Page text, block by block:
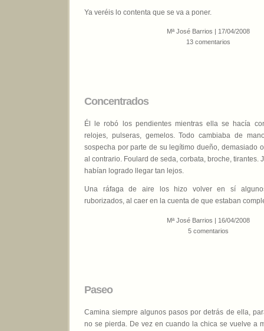
Ya veréis lo contenta que se va a poner.
Mª José Barrios | 17/04/2008
13 comentarios
Concentrados
Él le robó los pendientes mientras ella se hacía
relojes, pulseras, gemelos. Todo cambiaba de
sospecha por parte de su legítimo dueño, demasiado
al contrario. Foulard de seda, corbata, broche, tirantes.
habían logrado llegar tan lejos.
Una ráfaga de aire los hizo volver en sí
ruborizados, al caer en la cuenta de que estaban
Mª José Barrios | 16/04/2008
5 comentarios
Paseo
Camina siempre algunos pasos por detrás de ella,
no se pierda. De vez en cuando la chica se vuelve a